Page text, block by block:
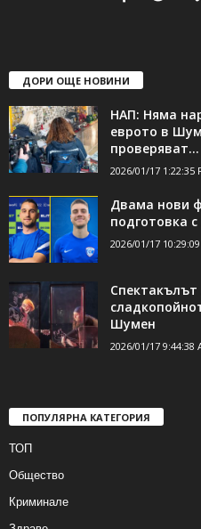
ДОРИ ОЩЕ НОВИНИ
НАП: Няма
еврото в
проверяват...
2026/01/17 1:22:35
Двама нови
подготовка
2026/01/17
Спектакълът
Шумен
2026/01/17 9:44:38
ПОПУЛЯРНА КАТЕГОРИЯ
ТОП
Общество
Криминале